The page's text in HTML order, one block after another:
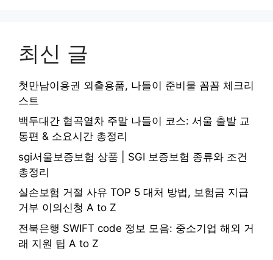
최신 글
첫만남이용권 외출용품, 나들이 준비물 꼼꼼 체크리
스트
백두대간 협곡열차 주말 나들이 코스: 서울 출발 교
통편 & 소요시간 총정리
sgi서울보증보험 상품 | SGI 보증보험 종류와 조건
총정리
실손보험 거절 사유 TOP 5 대처 방법, 보험금 지급
거부 이의신청 A to Z
전북은행 SWIFT code 정보 모음: 중소기업 해외 거
래 지원 팁 A to Z